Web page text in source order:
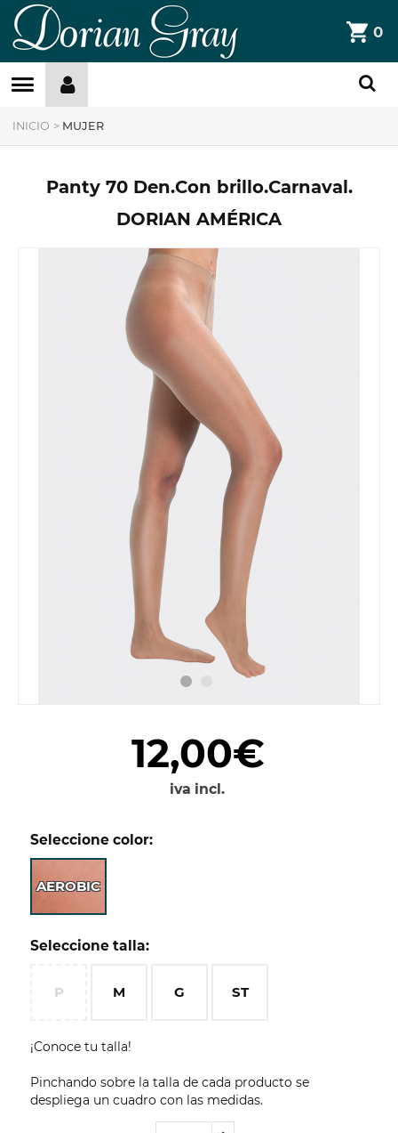
DorianGray
0
Filtros »
INICIO > MUJER
Panty 70 Den.Con brillo.Carnaval.
DORIAN AMÉRICA
12,00€
iva incl.
Seleccione color:
AEROBIC
Seleccione talla:
P M G ST
¡Conoce tu talla!
Pinchando sobre la talla de cada producto se
despliega un cuadro con las medidas.